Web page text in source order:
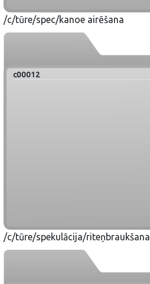
/c/tūre/spec/kanoe airēšana
c00012
/c/tūre/spekulācija/riteņbraukšana